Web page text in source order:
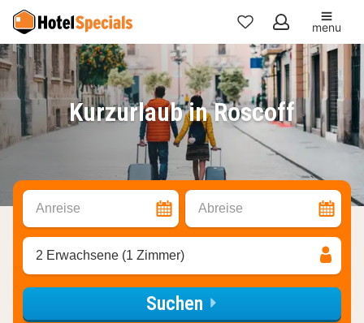
Meine
Favoriten
menu
Kurzurlaub in Roscoff
Anreise Abreise
2 Erwachsene (1 Zimmer)
Suchen